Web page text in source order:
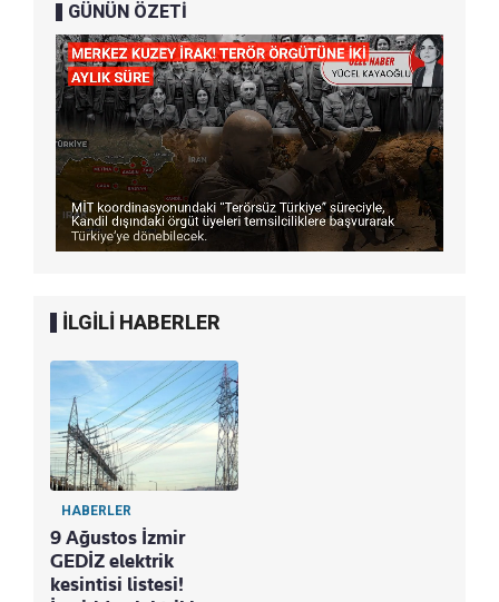
GÜNÜN ÖZETİ
İLGİLİ HABERLER
HABERLER
9 Ağustos İzmir
GEDİZ elektrik
kesintisi listesi!